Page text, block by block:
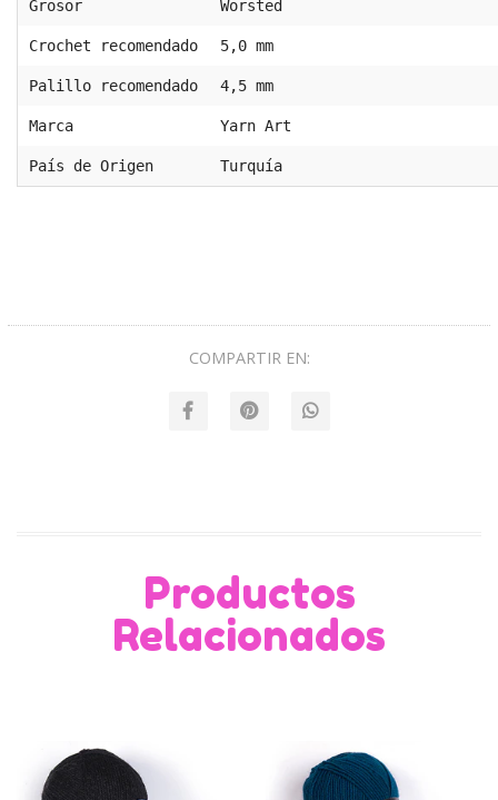
Grosor Worsted
Crochet recomendado 5,0 mm
Palillo recomendado 4,5 mm
Marca Yarn Art
País de Origen Turquía
COMPARTIR EN:
Productos
Relacionados